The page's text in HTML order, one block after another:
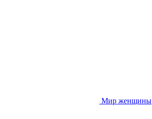
Мир женщины